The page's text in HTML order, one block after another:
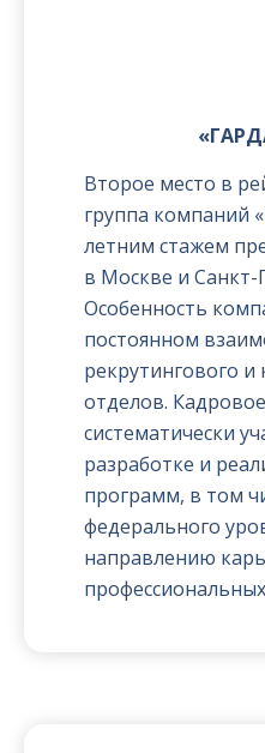
Второе место в
группа компаний
летним стажем
в Москве и Санкт-
Особенность
постоянном
рекрутингового и
отделов.
систематически
разработке и
программ, в том
федерального
направлению